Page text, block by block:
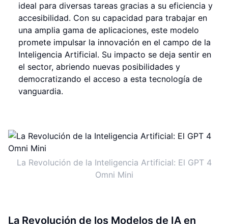
ideal para diversas tareas gracias a su eficiencia y
accesibilidad. Con su capacidad para trabajar en
una amplia gama de aplicaciones, este modelo
promete impulsar la innovación en el campo de la
Inteligencia Artificial. Su impacto se deja sentir en
el sector, abriendo nuevas posibilidades y
democratizando el acceso a esta tecnología de
vanguardia.
La Revolución de la Inteligencia Artificial: El GPT 4
Omni Mini
La Revolución de los Modelos de IA en